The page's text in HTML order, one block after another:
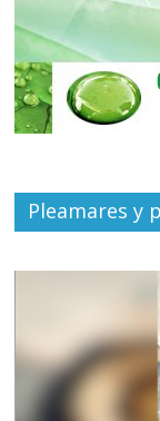
Pleamares y